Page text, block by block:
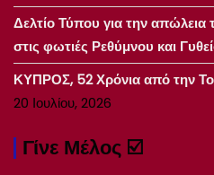
Δελτίο Τύπου για την
στις φωτιές Ρεθύμνου και
ΚΥΠΡΟΣ, 52 Χρόνια από την
20 Ιουλίου, 2026
Γίνε Μέλος ☑️